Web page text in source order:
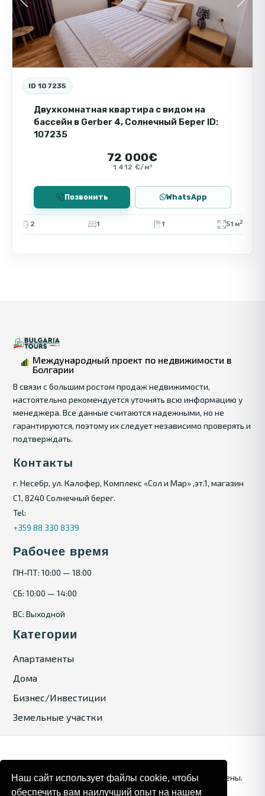
перспективой роста стоимости и дохода от
аренды.
Previous Next
ID 107235
Двухкомнатная квартира с видом на
бассейн в Gerber 4, Солнечный Берег ID:
107235
72 000€
1 412 €/м²
Позвонить WhatsApp
2 1 1 51 м2
Международный проект по недвижимости в
Болгарии
В связи с большим ростом продаж недвижимости,
настоятельно рекомендуется уточнять всю информацию у
менеджера. Все данные считаются надежными, но не
гарантируются, поэтому их следует независимо проверять и
подтверждать.
Контакты
г. Несебр, ул. Калофер, Комплекс «Сол и Мар» ,эт.1, магазин
С1, 8240 Солнечный берег.
Tel:
+359 88 330 8339
Рабочее время
ПН-ПТ: 10:00 — 18:00
СБ: 10:00 — 14:00
ВС: Выходной
Категории
Апартаменты
Дома
Бизнес/Инвестиции
Земельные участки
© 2025. Bulgaria Tours by Inrealr4u. Все права зашищены.
Наш сайт использует файлы cookie, чтобы
обеспечить вам наилучший опыт на нашем